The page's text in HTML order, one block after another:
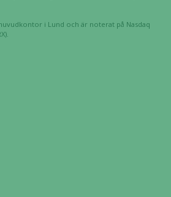
i Lund och är noterat på Nasdaq